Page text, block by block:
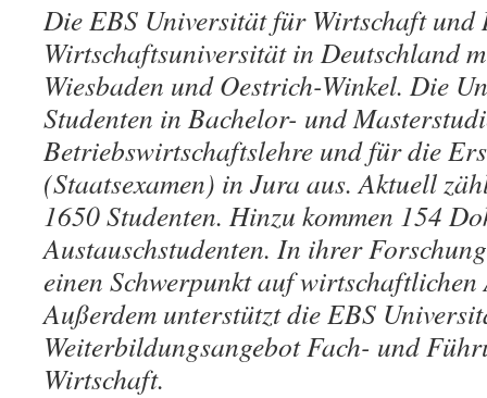
Die EBS Universität für Wirtschaft und
Wirtschaftsuniversität in Deutschland
Wiesbaden und Oestrich-Winkel. Die
Studenten in Bachelor- und
Betriebswirtschaftslehre und für die
(Staatsexamen) in Jura aus. Aktuell
1650 Studenten. Hinzu kommen 154
Austauschstudenten. In ihrer
einen Schwerpunkt auf wirtschaftlichen
Außerdem unterstützt die EBS
Weiterbildungsangebot Fach- und
Wirtschaft.